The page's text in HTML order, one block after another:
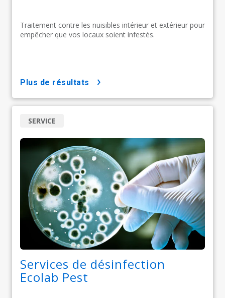
Traitement contre les nuisibles intérieur et extérieur pour
empêcher que vos locaux soient infestés.
plus de résultats
Services de désinfection
Ecolab Pest
SERVICE